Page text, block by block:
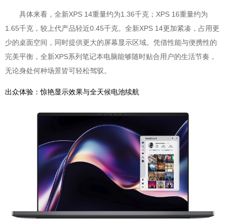
具体来看，全新XPS 14重量约为1.36千克；XPS 16重量约为
1.65千克，较上代产品轻近0.45千克。全新XPS 14更加紧凑，占用更
少的桌面空间，同时提供更大的屏幕显示区域。凭借性能与便携性的
完美平衡，全新XPS系列笔记本电脑能够随时贴合用户的生活节奏，
无论身处何种场景皆可轻松驾驭。
出众体验：惊艳显示效果与全天候电池续航